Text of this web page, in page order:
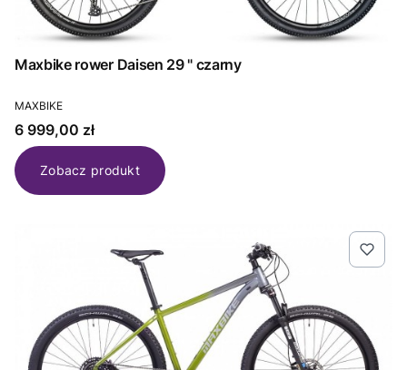
Maxbike rower Daisen 29 " czarny
PRODUCENT
MAXBIKE
Cena
6 999,00 zł
Zobacz produkt